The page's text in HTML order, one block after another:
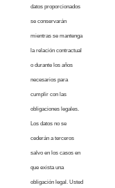
datos proporcionados
se conservarán
mientras se mantenga
la relación contractual
o durante los años
necesarios para
cumplir con las
obligaciones legales.
Los datos no se
cederán a terceros
salvo en los casos en
que exista una
obligación legal. Usted